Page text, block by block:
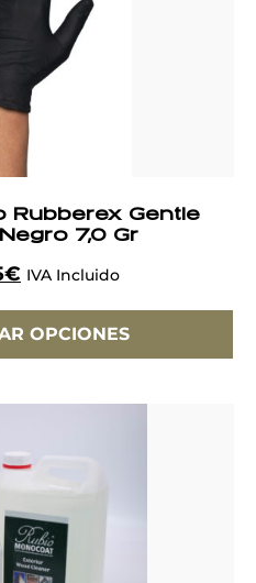
Rubberex Gentle
7,0 Gr
€ IVA Incluido
OPCIONES